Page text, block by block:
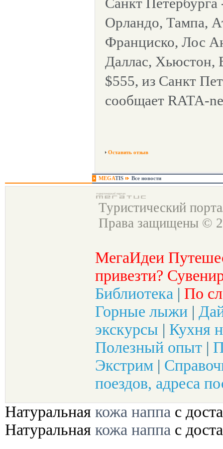
Орландо, Тампа,
Франциско, Лос
Даллас, Хьюстон,
$555, из Санкт
сообщает RATA-
Оставить отзыв
MEGATIS Все новости
Туристический
Права защищены ©
МегаИдеи
привезти?
Библиотека | По
Горные лыжи |
экскурсы | Кухня
Полезный опыт |
Экстрим |
поездов, адреса
Натуральная кожа наппа с
Натуральная кожа наппа с